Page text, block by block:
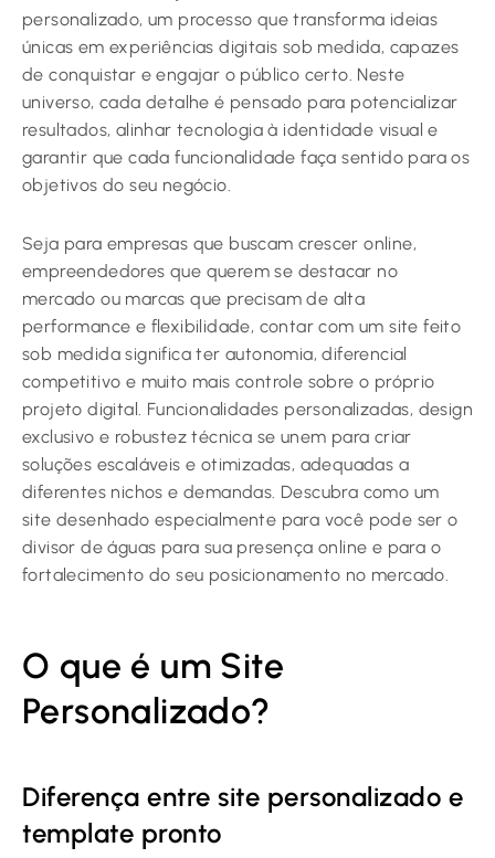
personalizado, um processo que transforma ideias
únicas em experiências digitais sob medida, capazes
de conquistar e engajar o público certo. Neste
universo, cada detalhe é pensado para potencializar
resultados, alinhar tecnologia à identidade visual e
garantir que cada funcionalidade faça sentido para os
objetivos do seu negócio.
Seja para empresas que buscam crescer online,
empreendedores que querem se destacar no
mercado ou marcas que precisam de alta
performance e flexibilidade, contar com um site feito
sob medida significa ter autonomia, diferencial
competitivo e muito mais controle sobre o próprio
projeto digital. Funcionalidades personalizadas, design
exclusivo e robustez técnica se unem para criar
soluções escaláveis e otimizadas, adequadas a
diferentes nichos e demandas. Descubra como um
site desenhado especialmente para você pode ser o
divisor de águas para sua presença online e para o
fortalecimento do seu posicionamento no mercado.
O que é um Site
Personalizado?
Diferença entre site personalizado e
template pronto